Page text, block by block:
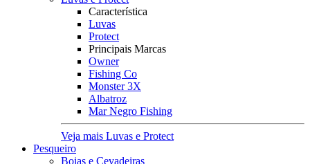
Característica
Luvas
Protect
Principais Marcas
Owner
Fishing Co
Monster 3X
Albatroz
Mar Negro Fishing
Veja mais Luvas e Protect
Pesqueiro
Boias e Cevadeiras